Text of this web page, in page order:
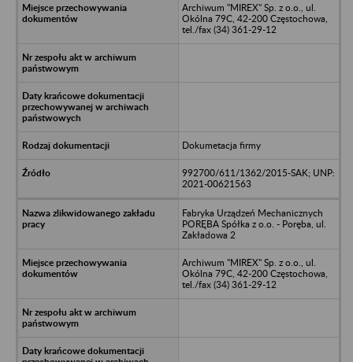
Archiwum "MIREX" Sp. z o.o., ul.
Okólna 79C, 42-200 Częstochowa,
tel./fax (34) 361-29-12
Dokumetacja firmy
992700/611/1362/2015-SAK; UNP:
2021-00621563
Fabryka Urządzeń Mechanicznych
PORĘBA Spółka z o.o. - Poręba, ul.
Zakładowa 2
Archiwum "MIREX" Sp. z o.o., ul.
Okólna 79C, 42-200 Częstochowa,
tel./fax (34) 361-29-12